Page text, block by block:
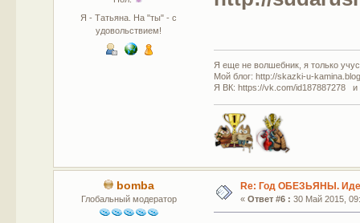
Я - Татьяна. На "ты" - с
удовольствием!
Я еще не волшебник, я только
Мой блог: http://skazki-u-
Я ВК: https://vk.com/id187887278 и
bomba
Глобальный модератор
Re: Год ОБЕЗЬЯНЫ.
« Ответ #6 : 30 Май 2015,